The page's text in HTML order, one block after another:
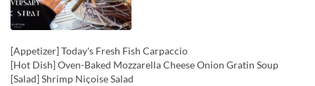
[Appetizer] Today's Fresh Fish Carpaccio
[Hot Dish] Oven-Baked Mozzarella Cheese Onion Gratin Soup
[Salad] Shrimp Niçoise Salad